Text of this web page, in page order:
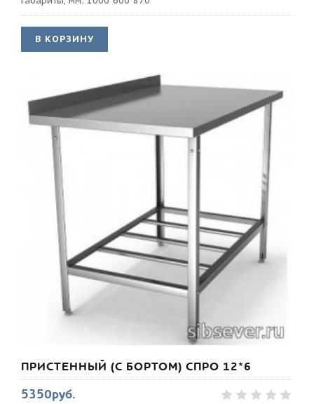
В КОРЗИНУ
ПРИСТЕННЫЙ (С БОРТОМ) СПРО 12*6
5350руб.